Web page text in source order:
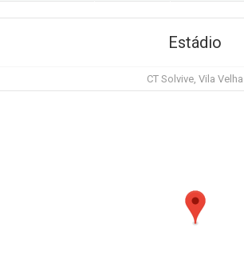
Estádio
CT Solvive, Vila Velha